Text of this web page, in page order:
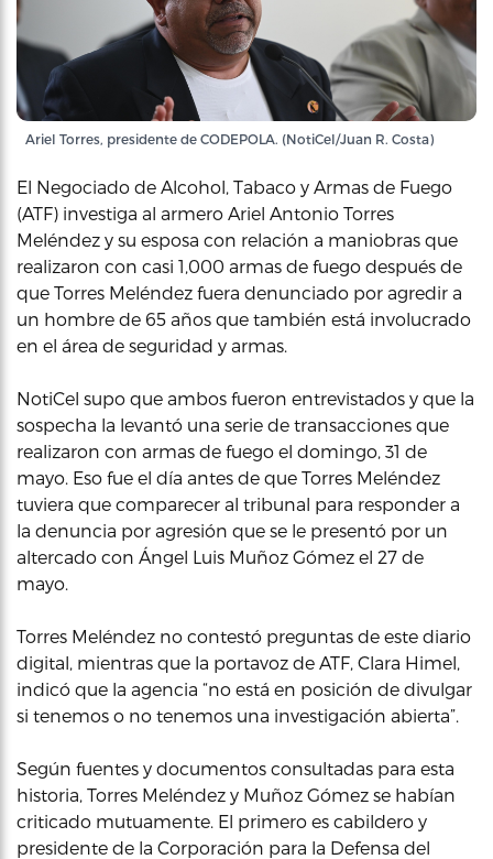
Ariel Torres, presidente de CODEPOLA. (NotiCel/Juan R. Costa)
El Negociado de Alcohol, Tabaco y Armas de Fuego
(ATF) investiga al armero Ariel Antonio Torres
Meléndez y su esposa con relación a maniobras que
realizaron con casi 1,000 armas de fuego después de
que Torres Meléndez fuera denunciado por agredir a
un hombre de 65 años que también está involucrado
en el área de seguridad y armas.
NotiCel supo que ambos fueron entrevistados y que la
sospecha la levantó una serie de transacciones que
realizaron con armas de fuego el domingo, 31 de
mayo. Eso fue el día antes de que Torres Meléndez
tuviera que comparecer al tribunal para responder a
la denuncia por agresión que se le presentó por un
altercado con Ángel Luis Muñoz Gómez el 27 de
mayo.
Torres Meléndez no contestó preguntas de este diario
digital, mientras que la portavoz de ATF, Clara Himel,
indicó que la agencia “no está en posición de divulgar
si tenemos o no tenemos una investigación abierta”.
Según fuentes y documentos consultadas para esta
historia, Torres Meléndez y Muñoz Gómez se habían
criticado mutuamente. El primero es cabildero y
presidente de la Corporación para la Defensa del